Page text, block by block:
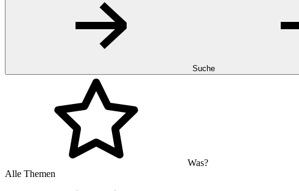
Suche
Was?
Alle Themen